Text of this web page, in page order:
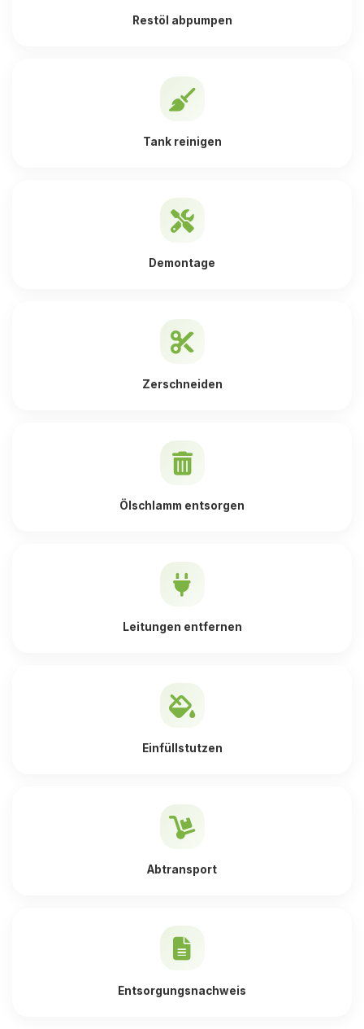
Restöl abpumpen
Tank reinigen
Demontage
Zerschneiden
Ölschlamm entsorgen
Leitungen entfernen
Einfüllstutzen
Abtransport
Entsorgungsnachweis